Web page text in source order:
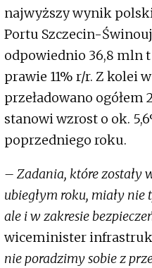
najwyższy wynik
Portu Szczecin-
odpowiednio 36,8 mln
prawie 11% r/r. Z kolei
przeładowano ogółem
stanowi wzrost o ok.
poprzedniego roku.
– Zadania, które zostały
ubiegłym roku, miały
ale i w zakresie
wiceminister
nie poradzimy sobie z